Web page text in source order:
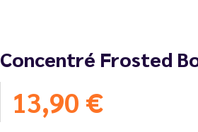
Concentré Frosted
13,90 €